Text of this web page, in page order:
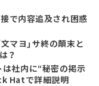
で内容追及され困惑
マヨ」サ終の顛末と
？
社内に“秘密の掲示
Hatで詳細説明